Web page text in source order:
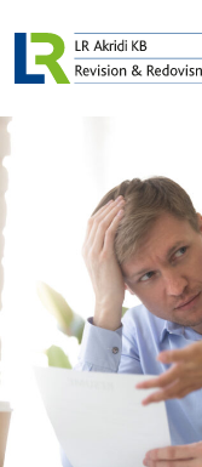
LOGGA IN